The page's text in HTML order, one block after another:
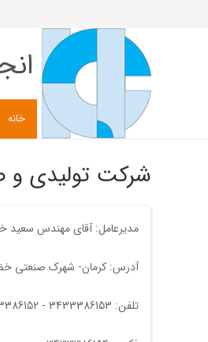
خانه
شرکت تولیدی و
مدیرعامل: آقای مهندس سعيد
آدرس: کرمان- شهرک صنعتی خضراء -
تلفن: 3433386153 - 3433386152